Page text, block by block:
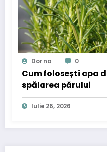
Dorina 0
Cum folosești apa
spălarea părului
Iulie 26, 2026